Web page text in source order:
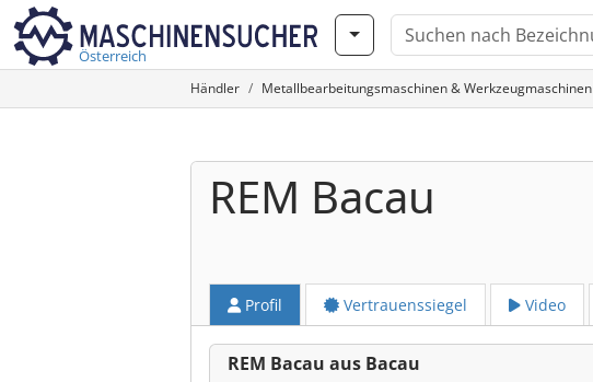
Österreich
Händler Metallbearbeitungsmaschinen & Werkzeugmaschinen
REM Bacau
Profil Vertrauenssiegel Video
REM Bacau aus Bacau